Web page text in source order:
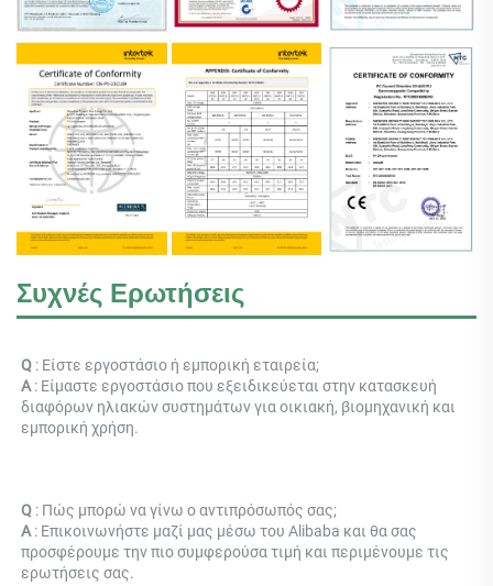
Συχνές Ερωτήσεις
Q : Είστε εργοστάσιο ή εμπορική εταιρεία;
Α : Είμαστε εργοστάσιο που εξειδικεύεται στην κατασκευή
διαφόρων ηλιακών συστημάτων για οικιακή, βιομηχανική και
εμπορική χρήση.
Q : Πώς μπορώ να γίνω ο αντιπρόσωπός σας;
Α : Επικοινωνήστε μαζί μας μέσω του Alibaba και θα σας
προσφέρουμε την πιο συμφερούσα τιμή και περιμένουμε τις
ερωτήσεις σας.